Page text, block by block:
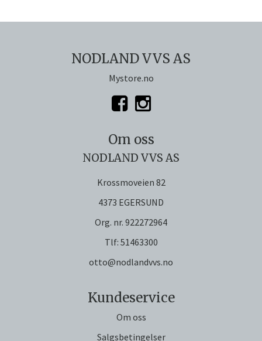
NODLAND VVS AS
Mystore.no
Om oss
NODLAND VVS AS
Krossmoveien 82
4373 EGERSUND
Org. nr. 922272964
Tlf: 51463300
otto@nodlandvvs.no
Kundeservice
Om oss
Salgsbetingelser